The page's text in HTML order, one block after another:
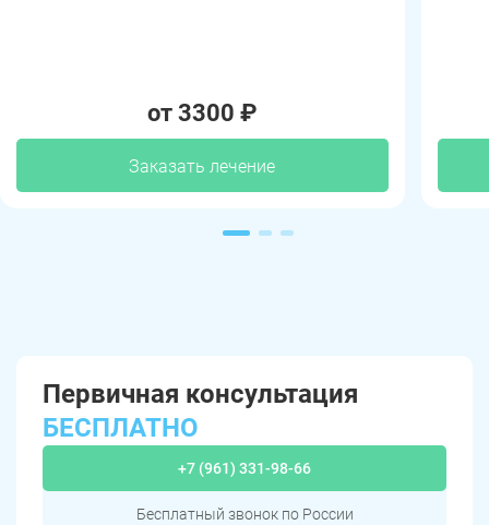
от 3300 ₽
Заказать лечение
Первичная консультация
БЕСПЛАТНО
+7 (961) 331-98-66
Бесплатный звонок по России